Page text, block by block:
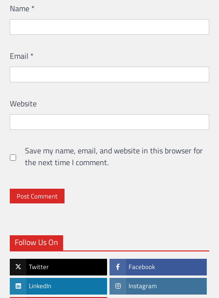
Name *
Email *
Website
Save my name, email, and website in this browser for
the next time I comment.
Follow Us On
Twitter Facebook
LinkedIn Instagram